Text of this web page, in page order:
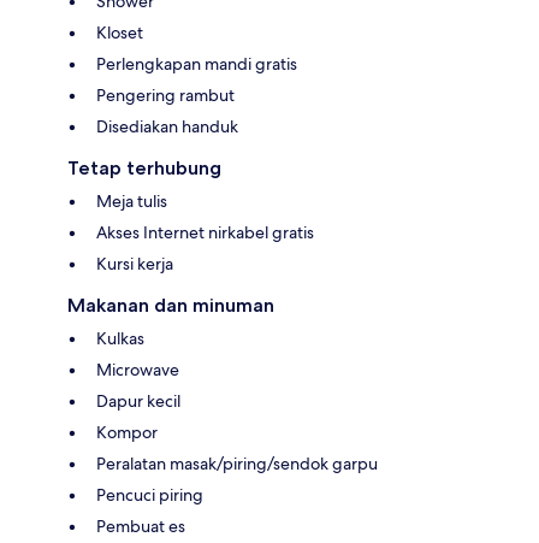
Kloset
Perlengkapan mandi gratis
Pengering rambut
Disediakan handuk
Tetap terhubung
Meja tulis
Akses Internet nirkabel gratis
Kursi kerja
Makanan dan minuman
Kulkas
Microwave
Dapur kecil
Kompor
Peralatan masak/piring/sendok garpu
Pencuci piring
Pembuat es